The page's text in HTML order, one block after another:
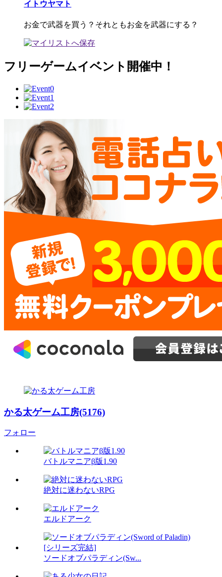
イトウヤマト
お金で武器を買う？それともお金を武器にする？
フリーゲームイベント開催中！
かる太ゲーム工房(5176)
フォロー
バトルマニアβ版1.90
絶対に迷わないRPG
エルドアーク
ソードオブパラディン(Sw...